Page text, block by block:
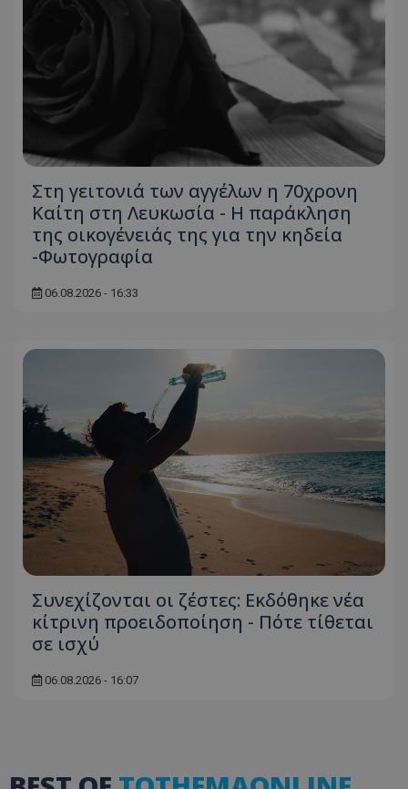
Στη γειτονιά των αγγέλων η 70χρονη
Καίτη στη Λευκωσία - Η παράκληση
της οικογένειάς της για την κηδεία
-Φωτογραφία
06.08.2026 - 16:33
Συνεχίζονται οι ζέστες: Εκδόθηκε νέα
κίτρινη προειδοποίηση - Πότε τίθεται
σε ισχύ
06.08.2026 - 16:07